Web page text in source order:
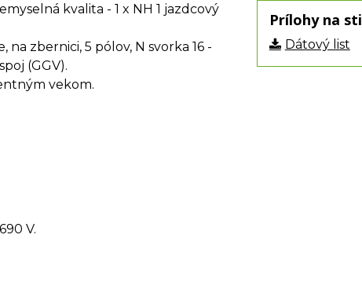
Prílohy na
Dátový list
kvalita - 1 x NH 1 jazdcový
zbernici, 5 pólov, N svorka 16 -
(GGV).
vekom.
V.